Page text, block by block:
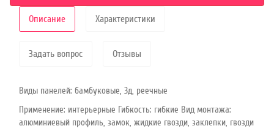
Описание Характеристики
Задать вопрос Отзывы
Виды панелей: бамбуковые, 3д, реечные
Применение: интерьерные Гибкость: гибкие Вид монтажа:
алюминиевый профиль, замок, жидкие гвозди, заклепки, гвозди